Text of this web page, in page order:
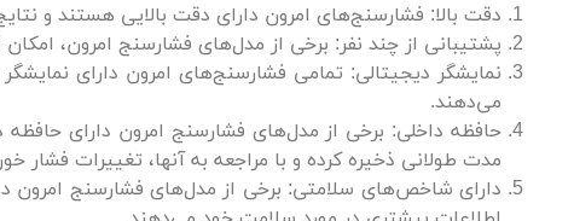
دقت بالا: فشارسنج‌های امرون دارای دقت بالایی هستند و
پشتیبانی از چند نفر: برخی از مدل‌های فشارسنج امرون، امکان
نمایشگر دیجیتالی: تمامی فشارسنج‌های امرون دارای
می‌دهند.
حافظه داخلی: برخی از مدل‌های فشارسنج امرون دارای
مدت طولانی ذخیره کرده و با مراجعه به آنها، تغییرات فشار
دارای شاخص‌های سلامتی: برخی از مدل‌های فشارسنج